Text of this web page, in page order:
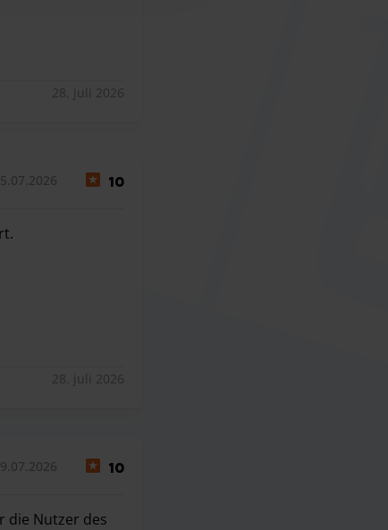
28. juli 2026
10
28. juli 2026
10
die Nutzer des